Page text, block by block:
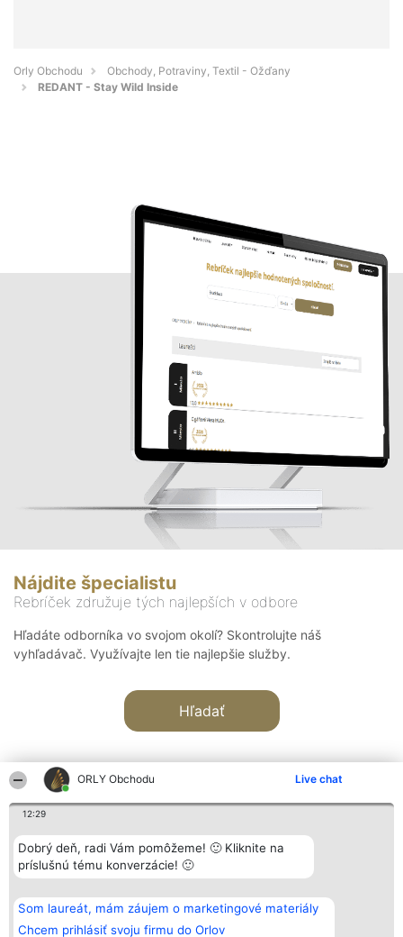
ORLY Obchodu Live chat
12:29
Dobrý deň, radi Vám pomôžeme! 🙂 Kliknite na
príslušnú tému konverzácie! 🙂
Som laureát, mám záujem o marketingové materiály
Chcem prihlásiť svoju firmu do Orlov
Orly Obchodu
Obchody, Potraviny, Textil - Ožďany
REDANT - Stay Wild Inside
Nájdite špecialistu
Rebríček združuje tých najlepších v odbore
Hľadáte odborníka vo svojom okolí? Skontrolujte náš
vyhľadávač. Využívajte len tie najlepšie služby.
Hľadať
Organizátor hodnotenia
Bright Side Solutions sp. z o.
o. sp. k.
Wrocław 50-079
KRS 0000749100 | Regon
381313360 | NIP 8943132676
Hodnotenie
Laureáti
Lista
Laureatów
Podmienky
Obchodné
Kontakt
Kontakt